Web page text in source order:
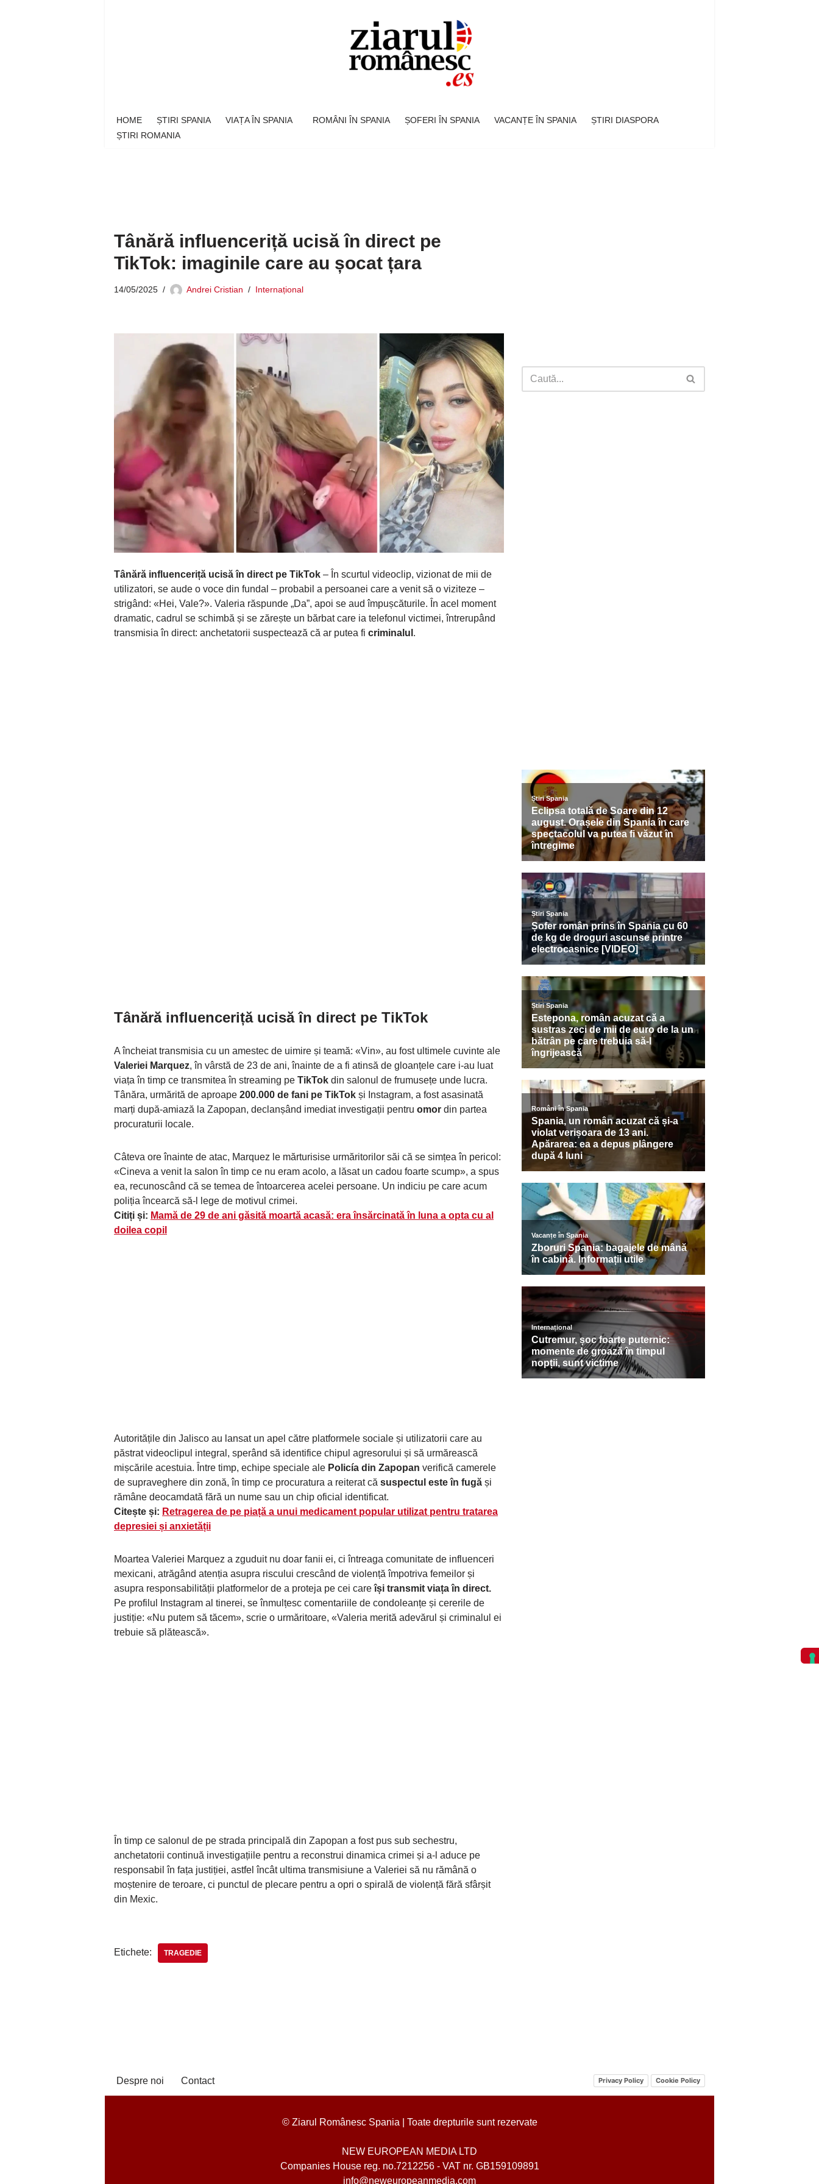
HOME ȘTIRI SPANIA VIAȚA ÎN SPANIA ROMÂNI ÎN SPANIA ȘOFERI ÎN SPANIA VACANȚE ÎN SPANIA
ȘTIRI DIASPORA
ȘTIRI ROMANIA
Tânără influenceriță ucisă în direct pe
TikTok: imaginile care au șocat țara
14/05/2025 Andrei Cristian Internațional
Tânără influenceriță ucisă în direct pe TikTok – În scurtul videoclip, vizionat de mii de
utilizatori, se aude o voce din fundal – probabil a persoanei care a venit să o viziteze –
strigând: «Hei, Vale?». Valeria răspunde „Da”, apoi se aud împușcăturile. În acel moment
dramatic, cadrul se schimbă și se zărește un bărbat care ia telefonul victimei, întrerupând
transmisia în direct: anchetatorii suspectează că ar putea fi criminalul .
Tânără influenceriță ucisă în direct pe TikTok
A încheiat transmisia cu un amestec de uimire și teamă: «Vin», au fost ultimele cuvinte ale
Valeriei Marquez, în vârstă de 23 de ani, înainte de a fi atinsă de gloanțele care i-au luat
viața în timp ce transmitea în streaming pe TikTok din salonul de frumusețe unde lucra.
Tânăra, urmărită de aproape 200.000 de fani pe TikTok și Instagram, a fost asasinată
marți după-amiază la Zapopan, declanșând imediat investigații pentru omor din partea
procuraturii locale.
Câteva ore înainte de atac, Marquez le mărturisise urmăritorilor săi că se simțea în pericol:
«Cineva a venit la salon în timp ce nu eram acolo, a lăsat un cadou foarte scump», a spus
ea, recunoscând că se temea de întoarcerea acelei persoane. Un indiciu pe care acum
poliția încearcă să-l lege de motivul crimei.
Citiți și: Mamă de 29 de ani găsită moartă acasă: era însărcinată în luna a opta cu al
doilea copil
Autoritățile din Jalisco au lansat un apel către platformele sociale și utilizatorii care au
păstrat videoclipul integral, sperând să identifice chipul agresorului și să urmărească
mișcările acestuia. Între timp, echipe speciale ale Policía din Zapopan verifică camerele
de supraveghere din zonă, în timp ce procuratura a reiterat că suspectul este în fugă și
rămâne deocamdată fără un nume sau un chip oficial identificat.
Citește și: Retragerea de pe piață a unui medicament popular utilizat pentru tratarea
depresiei și anxietății
Moartea Valeriei Marquez a zguduit nu doar fanii ei, ci întreaga comunitate de influenceri
mexicani, atrăgând atenția asupra riscului crescând de violență împotriva femeilor și
asupra responsabilității platformelor de a proteja pe cei careîși transmit viața în direct.
Pe profilul Instagram al tinerei, se înmulțesc comentariile de condoleanțe și cererile de
justiție: «Nu putem să tăcem», scrie o urmăritoare, «Valeria merită adevărul și criminalul ei
trebuie să plătească».
În timp ce salonul de pe strada principală din Zapopan a fost pus sub sechestru,
anchetatorii continuă investigațiile pentru a reconstrui dinamica crimei și a-l aduce pe
responsabil în fața justiției, astfel încât ultima transmisiune a Valeriei să nu rămână o
moștenire de teroare, ci punctul de plecare pentru a opri o spirală de violență fără sfârșit
din Mexic.
Etichete: TRAGEDIE
Despre noi Contact Privacy Policy Cookie Policy
© Ziarul Românesc Spania | Toate drepturile sunt rezervate
NEW EUROPEAN MEDIA LTD
Companies House reg. no.7212256 - VAT nr. GB159109891
info@neweuropeanmedia.com